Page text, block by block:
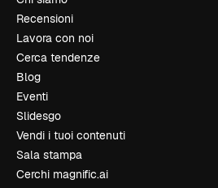
Recensioni
Lavora con noi
Cerca tendenze
Blog
Eventi
Slidesgo
Vendi i tuoi contenuti
Sala stampa
Cerchi magnific.ai